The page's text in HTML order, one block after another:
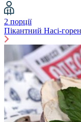
2 порції
Пікантний Насі-